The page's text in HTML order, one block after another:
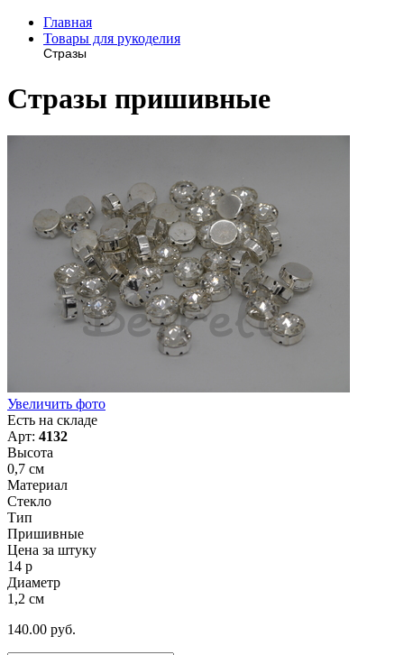
Главная
Товары для рукоделия
Стразы
Стразы пришивные
Увеличить фото
Есть на складе
Арт: 4132
Высота
0,7 см
Материал
Стекло
Тип
Пришивные
Цена за штуку
14 р
Диаметр
1,2 см
140.00 руб.